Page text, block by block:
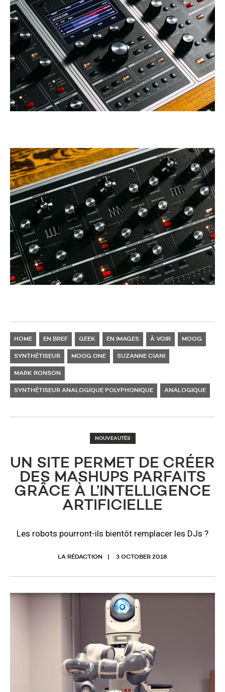
HOME EN BREF GEEK EN IMAGES À VOIR MOOG
SYNTHÉTISEUR MOOG ONE SUZANNE CIANI
MARK RONSON
SYNTHÉTISEUR ANALOGIQUE POLYPHONIQUE ANALOGIQUE
NOUVEAUTÉS
UN SITE PERMET DE CRÉER
DES MASHUPS PARFAITS
GRÂCE À L’INTELLIGENCE
ARTIFICIELLE
Les robots pourront-ils bientôt remplacer les DJs ?
LA RÉDACTION 3 OCTOBER 2018